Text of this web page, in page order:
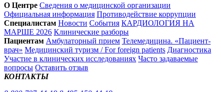
О Центре Сведения о медицинской организации
Официальная информация Противодействие коррупции
Специалистам Новости События КАРДИОЛОГИЯ НА
МАРШЕ 2026 Клинические разборы
Пациентам Амбулаторный прием Телемедицина. «Пациент-
врач» Медицинский туризм / For foreign patients Диагностика
Участие в клинических исследованиях Часто задаваемые
вопросы Оставить отзыв
КОНТАКТЫ